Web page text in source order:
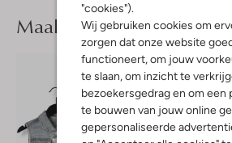
"cookies").
Wij gebruiken cookies om
zorgen dat onze website
functioneert, om jouw
te slaan, om inzicht te
bezoekersgedrag en om een
te bouwen van jouw online
gepersonaliseerde
Maak jelook compleet